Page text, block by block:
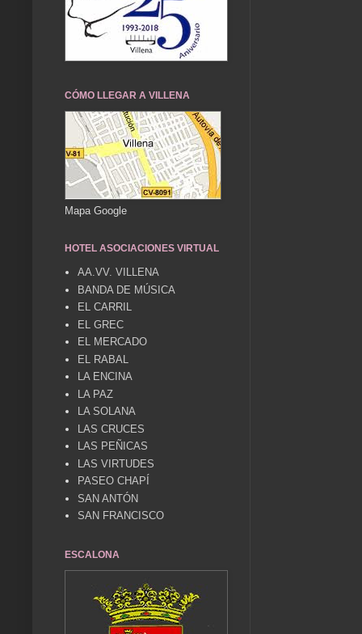
CÓMO LLEGAR A VILLENA
Mapa Google
HOTEL ASOCIACIONES VIRTUAL
AA.VV. VILLENA
BANDA DE MÚSICA
EL CARRIL
EL GREC
EL MERCADO
EL RABAL
LA ENCINA
LA PAZ
LA SOLANA
LAS CRUCES
LAS PEÑICAS
LAS VIRTUDES
PASEO CHAPÍ
SAN ANTÓN
SAN FRANCISCO
ESCALONA